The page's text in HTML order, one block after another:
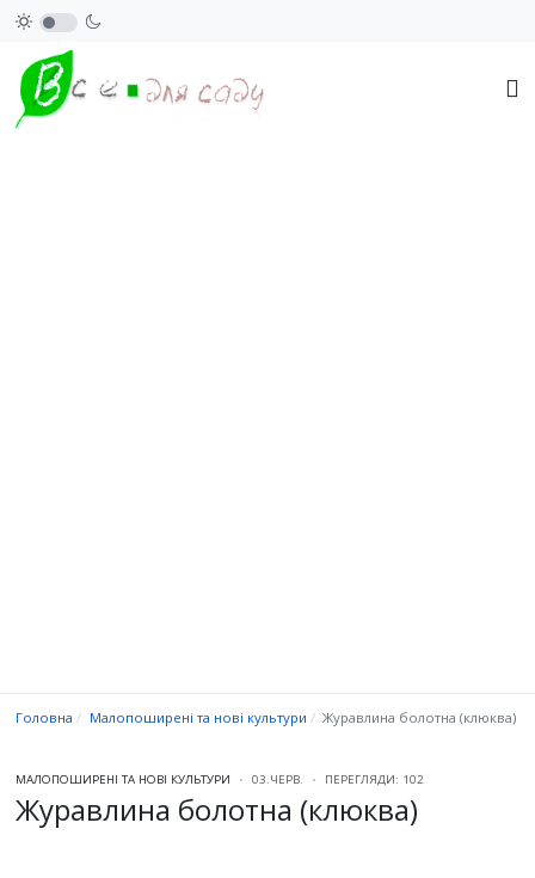
Головна Малопоширені та нові культури Журавлина болотна (клюква)
МАЛОПОШИРЕНІ ТА НОВІ КУЛЬТУРИ 03.ЧЕРВ. ПЕРЕГЛЯДИ: 102
Журавлина болотна (клюква)